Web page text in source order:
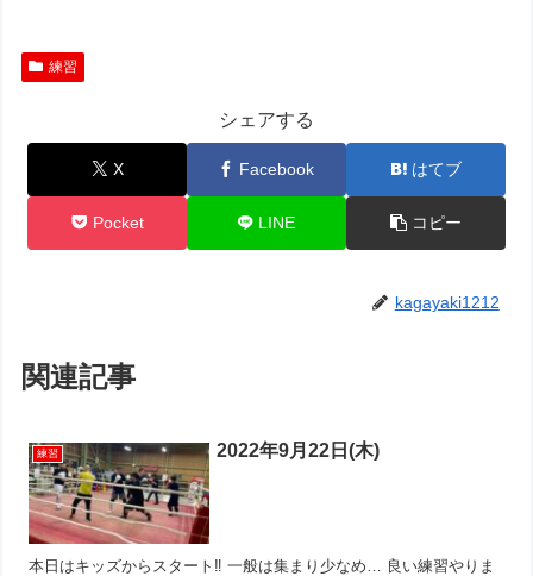
練習
シェアする
X Facebook はてブ
Pocket LINE コピー
kagayaki1212
関連記事
練習 2022年9月22日(木)
本日はキッズからスタート‼︎ 一般は集まり少なめ… 良い練習やりま